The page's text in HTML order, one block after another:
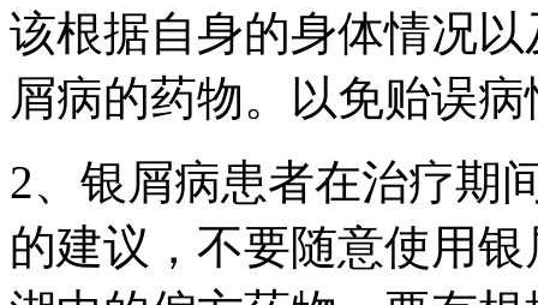
该根据自身的身体情况
屑病的药物。以免贻误
2、银屑病患者在治疗期
的建议，不要随意使用